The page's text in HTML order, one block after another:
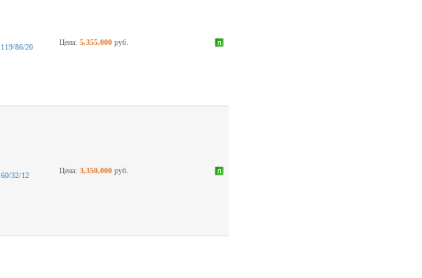
119/86/20
Цена: 5,355,000 руб.
60/32/12
Цена: 3,350,000 руб.